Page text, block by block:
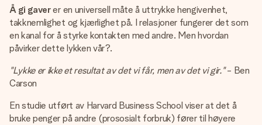
Å gi gaverer en universell måte å uttrykke hengivenhet,
takknemlighet og kjærlighet på. I relasjoner fungerer det som
en kanal for å styrke kontakten med andre. Men hvordan
påvirker dette lykken vår?.
"Lykke er ikke et resultat av det vi får, men av det vi gir."- Ben
Carson
En studie utført av Harvard Business School viser at det å
bruke penger på andre (prososialt forbruk) fører til høyere